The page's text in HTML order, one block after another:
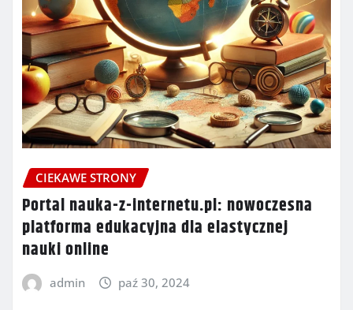
CIEKAWE STRONY
Portal nauka-z-internetu.pl: nowoczesna
platforma edukacyjna dla elastycznej
nauki online
admin paź 30, 2024